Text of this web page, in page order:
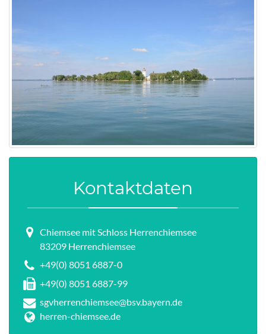
Kontaktdaten
Chiemsee mit Schloss Herrenchiemsee
83209 Herrenchiemsee
+49(0) 8051 6887-0
+49(0) 8051 6887-99
sgvherrenchiemsee@bsv.bayern.de
herren-chiemsee.de